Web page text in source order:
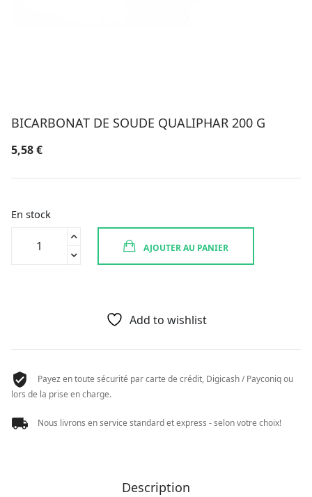
BICARBONAT DE SOUDE QUALIPHAR 200 G
5,58€
En stock
AJOUTER AU PANIER
Add to wishlist
Payez en toute sécurité par carte de crédit, Digicash / Payconiq ou
lors de la prise en charge.
Nous livrons en service standard et express - selon votre choix!
Description